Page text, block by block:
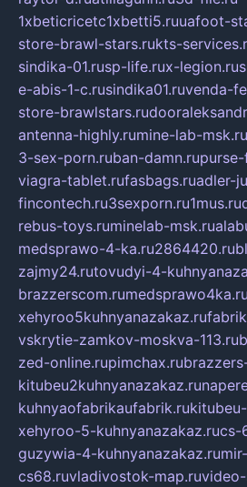
1xbeticricetc1xbetti5.ruuafoot-
store-brawl-stars.rukts-
sindika-01.rusp-life.rux-legion.ru
e-abis-1-c.rusindika01.ruvenda-
store-brawlstars.ru
antenna-highly.rumine-lab-msk.ru
3-sex-porn.ruban-damn.ru
viagra-tablet.rufasbags.ruadler-
fincontech.ru3sexporn.ru1mus.ru
rebus-toys.ruminelab-msk.ru
medsprawo-4-ka.ru2864420.ru
zajmy24.rutovudyi-4-
brazzerscom.rumedsprawo4ka.ru
xehyroo5kuhnyanazakaz.ru
vskrytie-zamkov-moskva-113.ru
zed-online.rupimchax.ru
kitubeu2kuhnyanazakaz.ru
kuhnyaofabrikaufabrik.ru
xehyroo-5-kuhnyanazakaz.rucs-
guzywia-4-kuhnyanazakaz.ru
cs68.ruvladivostok-map.ru